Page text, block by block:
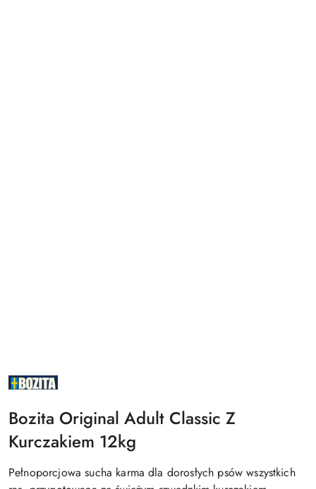
NAZWA
PRODUCENTA:
Bozita Original Adult Classic Z
Kurczakiem 12kg
Pełnoporcjowa sucha karma dla dorosłych psów wszystkich